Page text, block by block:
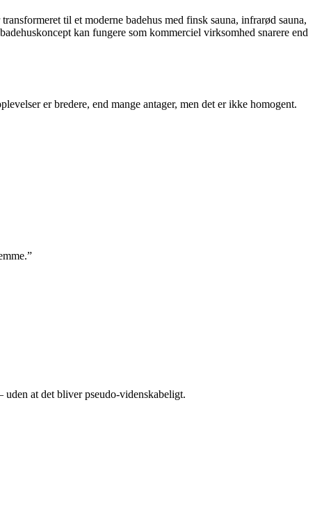
til et moderne badehus med finsk sauna, infrarød sauna,
kan fungere som kommerciel virksomhed snarere end
er bredere, end mange antager, men det er ikke homogent.
at det bliver pseudo-videnskabeligt.